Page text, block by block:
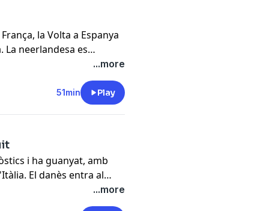
la Volta a Espanya
La neerlandesa es
en les proves per etapes
remuntada increïble en
directora, Anna van der
les setmanes prèvies al
Vilanova, exciclista
Castellón.
...more
51min Play
i ha guanyat, amb
El danès entra al
les tres grans voltes
li ha servit per fer proves
...more